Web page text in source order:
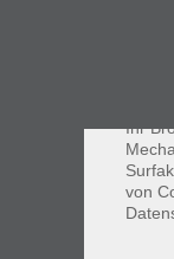
Ihr
von